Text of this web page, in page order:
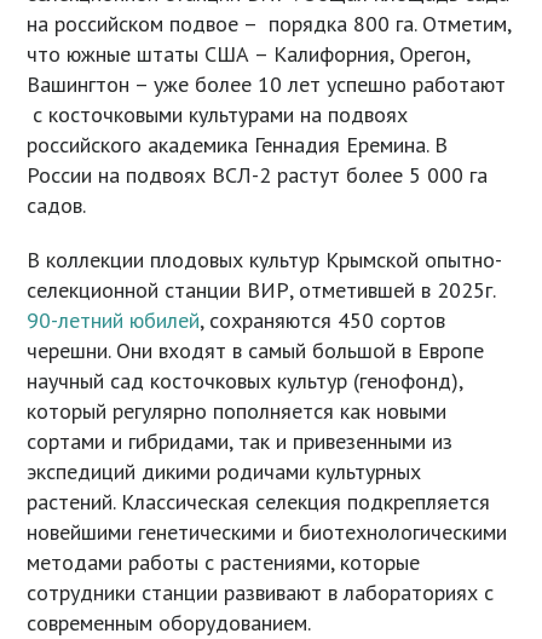
на российском подвое – порядка 800 га. Отметим,
что южные штаты США – Калифорния, Орегон,
Вашингтон – уже более 10 лет успешно работают
с косточковыми культурами на подвоях
российского академика Геннадия Еремина. В
России на подвоях ВСЛ-2 растут более 5 000 га
садов.
В коллекции плодовых культур Крымской опытно-
селекционной станции ВИР, отметившей в 2025г.
90-летний юбилей, сохраняются 450 сортов
черешни. Они входят в самый большой в Европе
научный сад косточковых культур (генофонд),
который регулярно пополняется как новыми
сортами и гибридами, так и привезенными из
экспедиций дикими родичами культурных
растений. Классическая селекция подкрепляется
новейшими генетическими и биотехнологическими
методами работы с растениями, которые
сотрудники станции развивают в лабораториях с
современным оборудованием.